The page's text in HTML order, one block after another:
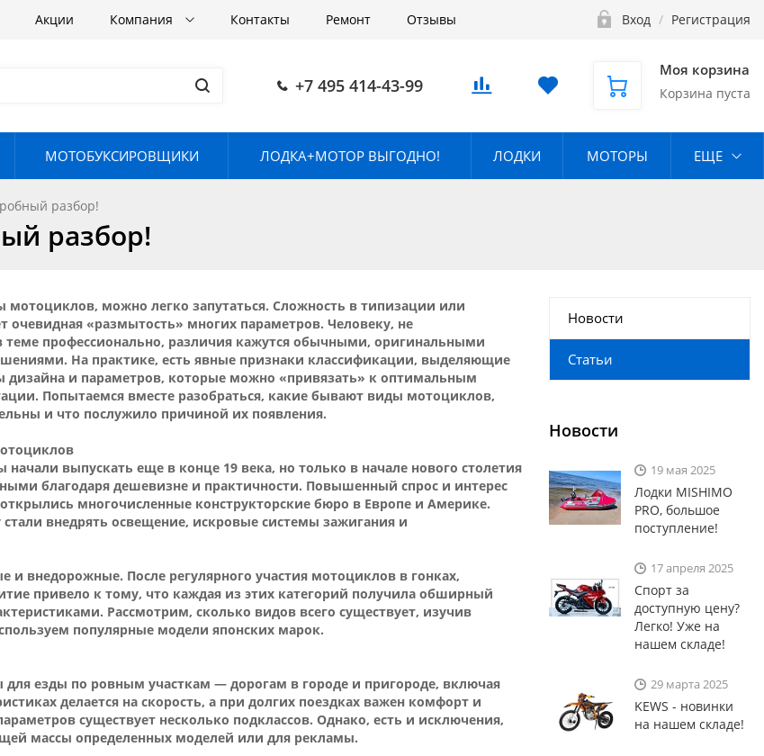
Акции Компания Контакты Ремонт Отзывы Вход / Регистрация
+7 495 414-43-99
Моя корзина
Корзина пуста
МОТОБУКСИРОВЩИКИ ЛОДКА+МОТОР ВЫГОДНО! ЛОДКИ МОТОРЫ ЕЩЕ
разбор!
разбор!
мотоциклов, можно легко запутаться. Сложность в типизации или
очевидная «размытость» многих параметров. Человеку, не
профессионально, различия кажутся обычными, оригинальными
На практике, есть явные признаки классификации, выделяющие
дизайна и параметров, которые можно «привязать» к оптимальным
Попытаемся вместе разобраться, какие бывают виды мотоциклов,
и что послужило причиной их появления.
выпускать еще в конце 19 века, но только в начале нового столетия
благодаря дешевизне и практичности. Повышенный спрос и интерес
многочисленные конструкторские бюро в Европе и Америке.
стали внедрять освещение, искровые системы зажигания и
внедорожные. После регулярного участия мотоциклов в гонках,
привело к тому, что каждая из этих категорий получила обширный
Рассмотрим, сколько видов всего существует, изучив
популярные модели японских марок.
езды по ровным участкам — дорогам в городе и пригороде, включая
делается на скорость, а при долгих поездках важен комфорт и
существует несколько подклассов. Однако, есть и исключения,
массы определенных моделей или для рекламы.
Новости
Статьи
Новости
19 мая 2025
Лодки MISHIMO
PRO, большое
поступление!
17 апреля 2025
Спорт за
доступную цену?
Легко! Уже на
нашем складе!
29 марта 2025
KEWS - новинки
на нашем складе!